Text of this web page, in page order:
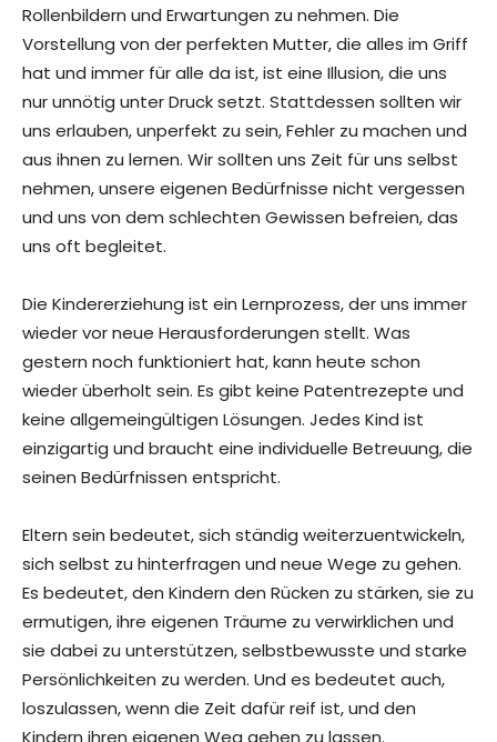
Rollenbildern und Erwartungen zu nehmen. Die
Vorstellung von der perfekten Mutter, die alles im Griff
hat und immer für alle da ist, ist eine Illusion, die uns
nur unnötig unter Druck setzt. Stattdessen sollten wir
uns erlauben, unperfekt zu sein, Fehler zu machen und
aus ihnen zu lernen. Wir sollten uns Zeit für uns selbst
nehmen, unsere eigenen Bedürfnisse nicht vergessen
und uns von dem schlechten Gewissen befreien, das
uns oft begleitet.
Die Kindererziehung ist ein Lernprozess, der uns immer
wieder vor neue Herausforderungen stellt. Was
gestern noch funktioniert hat, kann heute schon
wieder überholt sein. Es gibt keine Patentrezepte und
keine allgemeingültigen Lösungen. Jedes Kind ist
einzigartig und braucht eine individuelle Betreuung, die
seinen Bedürfnissen entspricht.
Eltern sein bedeutet, sich ständig weiterzuentwickeln,
sich selbst zu hinterfragen und neue Wege zu gehen.
Es bedeutet, den Kindern den Rücken zu stärken, sie zu
ermutigen, ihre eigenen Träume zu verwirklichen und
sie dabei zu unterstützen, selbstbewusste und starke
Persönlichkeiten zu werden. Und es bedeutet auch,
loszulassen, wenn die Zeit dafür reif ist, und den